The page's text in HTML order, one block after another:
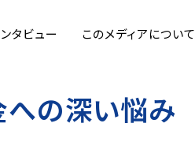
タビュー このメディアについて
への深い悩み